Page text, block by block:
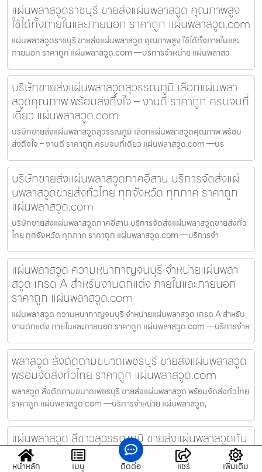
แผ่นพลาสวูดราชบุรี ขายส่งแผ่นพลาสวูด คุณภาพสูง
ใช้ได้ทั้งภายในและภายนอก ราคาถูก แผ่นพลาสวูด.com
แผ่นพลาสวูดราชบุรี ขายส่งแผ่นพลาสวูด คุณภาพสูง ใช้ได้ทั้งภายในและ
ภายนอก ราคาถูก แผ่นพลาสวูด.com —บริการจำหน่าย แผ่นพลาสว
บริษัทขายส่งแผ่นพลาสวูดสุวรรณภูมิ เลือกแผ่นพลา
สวูดคุณภาพ พร้อมส่งถึงใจ – งานดี ราคาถูก ครบจบที่
เดียว แผ่นพลาสวูด.com
บริษัทขายส่งแผ่นพลาสวูดสุวรรณภูมิ เลือกแผ่นพลาสวูดคุณภาพ พร้อม
ส่งถึงใจ – งานดี ราคาถูก ครบจบที่เดียว แผ่นพลาสวูด.com —บร
บริษัทขายส่งแผ่นพลาสวูดภาคอีสาน บริการจัดส่งแผ่
นพลาสวูดขายส่งทั่วไทย ทุกจังหวัด ทุกภาค ราคาถูก
แผ่นพลาสวูด.com
บริษัทขายส่งแผ่นพลาสวูดภาคอีสาน บริการจัดส่งแผ่นพลาสวูดขายส่งทั่ว
ไทย ทุกจังหวัด ทุกภาค ราคาถูก แผ่นพลาสวูด.com —บริการจำ
แผ่นพลาสวูด ความหนากาญจนบุรี จำหน่ายแผ่นพลา
สวูด เกรด A สำหรับงานตกแต่ง ภายในและภายนอก
ราคาถูก แผ่นพลาสวูด.com
แผ่นพลาสวูด ความหนากาญจนบุรี จำหน่ายแผ่นพลาสวูด เกรด A สำหรับ
งานตกแต่ง ภายในและภายนอก ราคาถูก แผ่นพลาสวูด.com —บริการจำห
พลาสวูด สั่งตัดตามขนาดเพชรบุรี ขายส่งแผ่นพลาสวูด
พร้อมจัดส่งทั่วไทย ราคาถูก แผ่นพลาสวูด.com
พลาสวูด สั่งตัดตามขนาดเพชรบุรี ขายส่งแผ่นพลาสวูด พร้อมจัดส่งทั่วไทย
ราคาถูก แผ่นพลาสวูด.com —บริการจำหน่าย แผ่นพลาสวูด,
แผ่นพลาสวูด สีขาวสุวรรณภูมิ ขายส่งแผ่นพลาสวูดกัน
น้ำ ทนแดด ทนปลวก ราคาถูก แผ่นพลาสวูด.com
แผ่นพลาสวูด สีขาวสุวรรณภูมิ ขายส่งแผ่นพลาสวูดกันน้ำ ทนแดด ทน
หน้าหลัก เมนู ติดต่อ แชร์ เพิ่มเติม